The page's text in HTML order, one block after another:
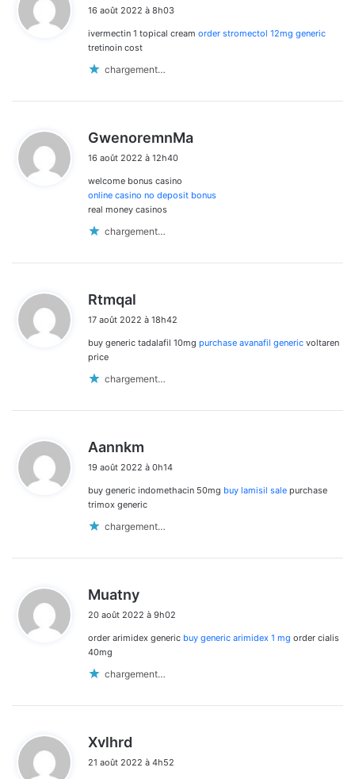
t
:
16 août 2022 à 8h03
ivermectin 1 topical cream order stromectol 12mg generic
tretinoin cost
chargement…
GwenoremnMa
:
16 août 2022 à 12h40
welcome bonus casino
online casino no deposit bonus
real money casinos
chargement…
Rtmqal
t
17 août 2022 à 18h42
buy generic tadalafil 10mg purchase avanafil generic voltaren
price
chargement…
Aannkm
t
:
19 août 2022 à 0h14
buy generic indomethacin 50mg buy lamisil sale purchase
trimox generic
chargement…
Muatny
t
20 août 2022 à 9h02
order arimidex generic buy generic arimidex 1 mg order cialis
40mg
chargement…
Xvlhrd
t
21 août 2022 à 4h52